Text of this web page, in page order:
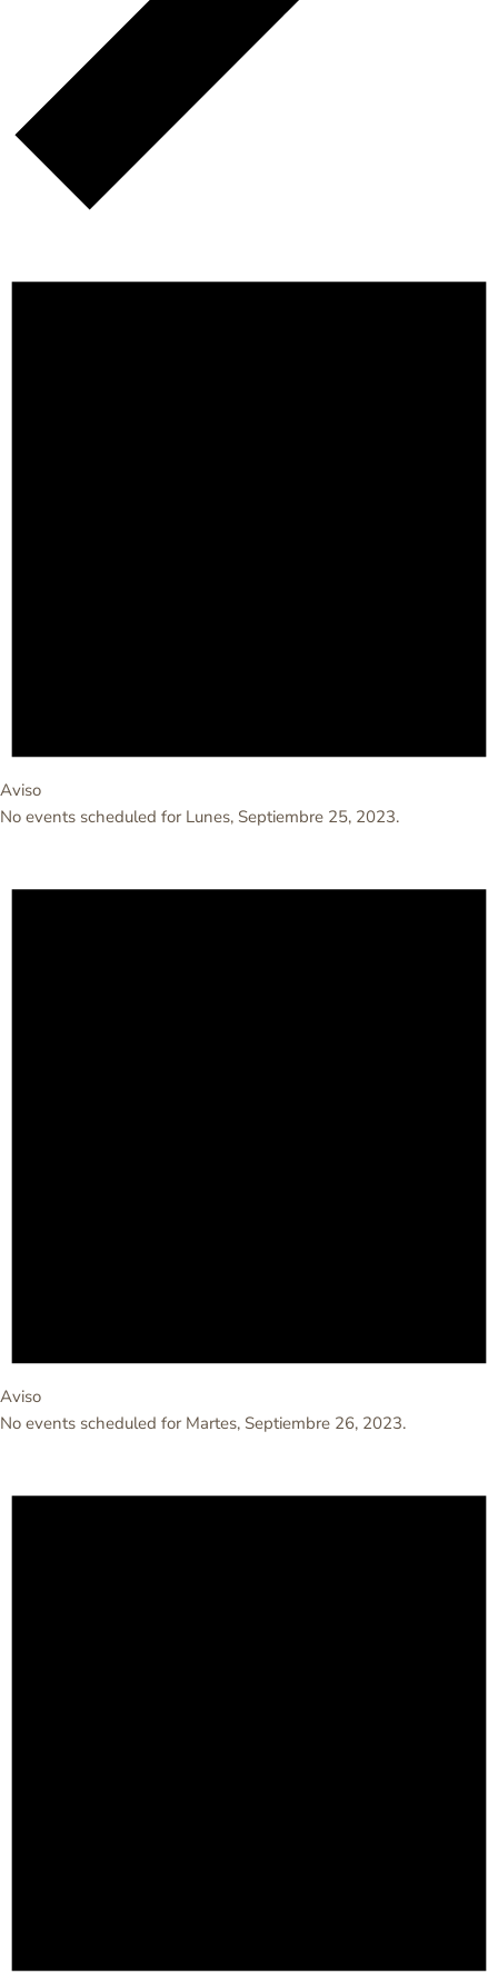
Aviso
No events scheduled for Lunes, Septiembre 25, 2023.
Aviso
No events scheduled for Martes, Septiembre 26, 2023.